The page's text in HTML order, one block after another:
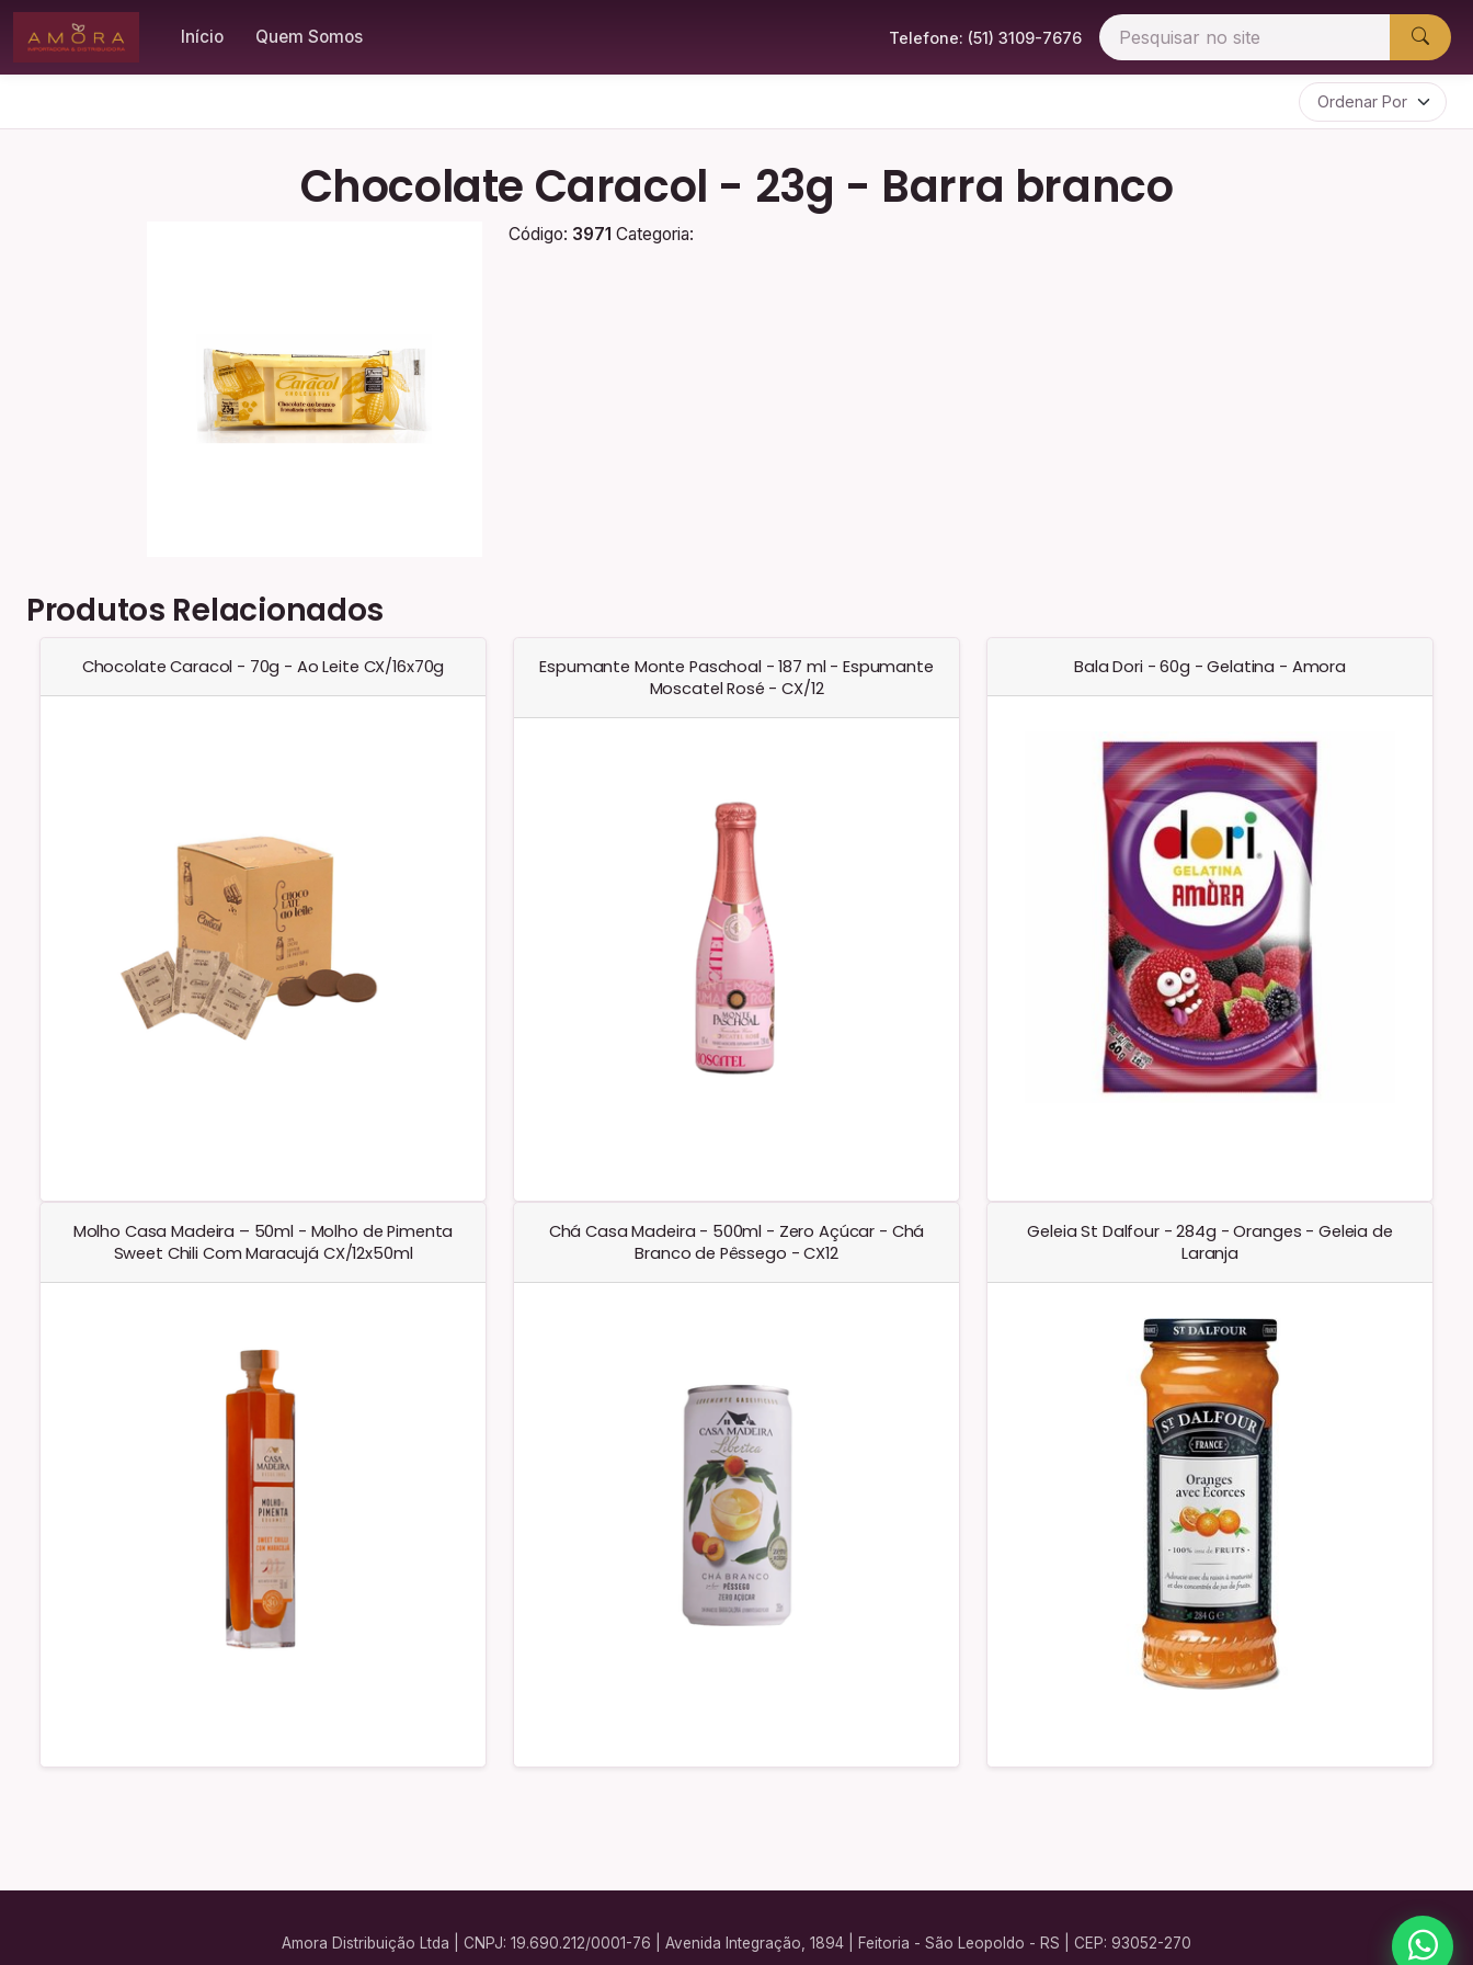
Início Quem Somos Telefone: (51) 3109-7676
Chocolate Caracol - 23g - Barra branco
Código: 3971 Categoria:
Produtos Relacionados
Chocolate Caracol - 70g - Ao Leite CX/16x70g
Espumante Monte Paschoal - 187 ml - Espumante
Moscatel Rosé - CX/12
Bala Dori - 60g - Gelatina - Amora
Molho Casa Madeira – 50ml - Molho de Pimenta
Sweet Chili Com Maracujá CX/12x50ml
Chá Casa Madeira - 500ml - Zero Açúcar - Chá
Branco de Pêssego - CX12
Geleia St Dalfour - 284g - Oranges - Geleia de
Laranja
Amora Distribuição Ltda | CNPJ: 19.690.212/0001-76 | Avenida Integração, 1894 | Feitoria - São Leopoldo - RS | CEP: 93052-270